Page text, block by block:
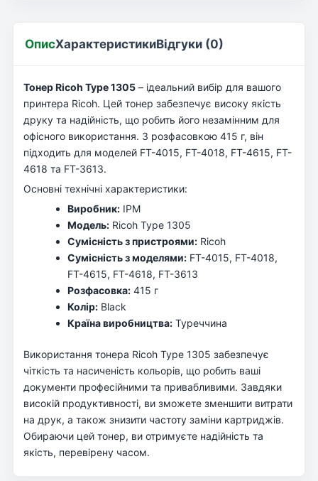
ОписХарактеристикиВідгуки (0)
Тонер Ricoh Type 1305 – ідеальний вибір для вашого
принтера Ricoh. Цей тонер забезпечує високу якість
друку та надійність, що робить його незамінним для
офісного використання. З розфасовкою 415 г, він
підходить для моделей FT-4015, FT-4018, FT-4615, FT-
4618 та FT-3613.
Основні технічні характеристики:
Виробник: IPM
Модель: Ricoh Type 1305
Сумісність з пристроями: Ricoh
Сумісність з моделями: FT-4015, FT-4018,
FT-4615, FT-4618, FT-3613
Розфасовка: 415 г
Колір: Black
Країна виробництва: Туреччина
Використання тонера Ricoh Type 1305 забезпечує
чіткість та насиченість кольорів, що робить ваші
документи професійними та привабливими. Завдяки
високій продуктивності, ви зможете зменшити витрати
на друк, а також знизити частоту заміни картриджів.
Обираючи цей тонер, ви отримуєте надійність та
якість, перевірену часом.